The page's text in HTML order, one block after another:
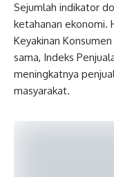
Sejumlah indikator
ketahanan ekonomi.
Keyakinan
sama, Indeks
meningkatnya
masyarakat.